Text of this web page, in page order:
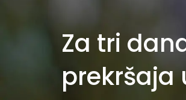
Za tri
prekršaja